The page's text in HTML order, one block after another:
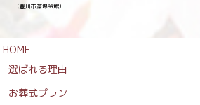
（豊川市斎場会館）
HOME
選ばれる理由
お葬式プラン